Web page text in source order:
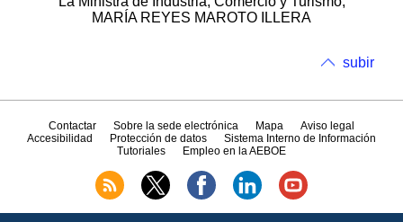
MARÍA REYES MAROTO ILLERA
subir
Contactar Sobre la sede electrónica Mapa
Aviso legal
Accesibilidad
Protección de datos
Sistema Interno de Información
Tutoriales
Empleo en la AEBOE